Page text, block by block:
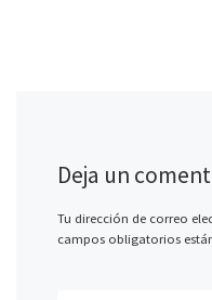
Deja un
Tu dirección de correo
campos obligatorios